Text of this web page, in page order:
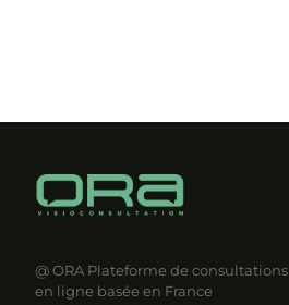
@ ORA Plateforme de consultations
en ligne basée en France